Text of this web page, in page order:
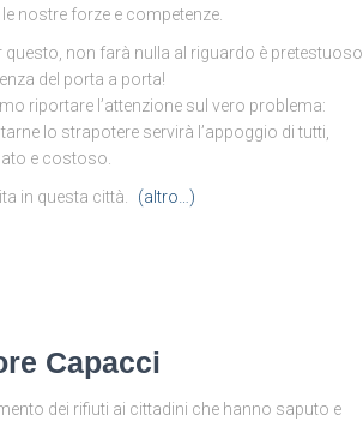
nostre forze e competenze.
non farà nulla al riguardo è pretestuoso
del porta a porta!
riportare l’attenzione sul vero problema:
lo strapotere servirà l’appoggio di tutti,
e costoso.
in questa città.
(altro…)
Capacci
dei rifiuti ai cittadini che hanno saputo e